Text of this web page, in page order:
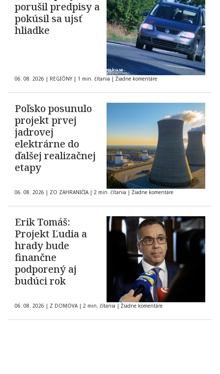
porušil predpisy a
pokúsil sa ujsť
hliadke
06. 08. 2026 | REGIÓNY | 1 min. čítania | Žiadne komentáre
Poľsko posunulo
projekt prvej
jadrovej
elektrárne do
ďalšej realizačnej
etapy
06. 08. 2026 | ZO ZAHRANIČIA | 2 min. čítania | Žiadne komentáre
Erik Tomáš:
Projekt Ľudia a
hrady bude
finančne
podporený aj
budúci rok
06. 08. 2026 | Z DOMOVA | 2 min. čítania | Žiadne komentáre